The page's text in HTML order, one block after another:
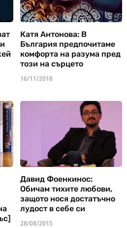
Катя Антонова: В
България предпочитаме
комфорта на разума пред
този на сърцето
16/11/2018
Давид Фоенкинос:
Обичам тихите любови,
защото нося достатъчно
лудост в себе си
28/08/2015